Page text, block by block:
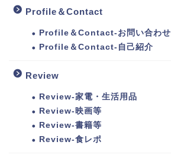
Profile＆Contact
Profile＆Contact-お問い合わせ
Profile＆Contact-自己紹介
Review
Review-家電・生活用品
Review-映画等
Review-書籍等
Review-食レポ